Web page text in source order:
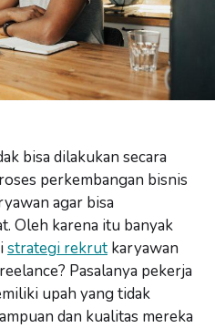
bisa dilakukan secara
perkembangan bisnis
agar bisa
Oleh karena itu banyak
strategi rekrut karyawan
Pasalanya pekerja
upah yang tidak
dan kualitas mereka